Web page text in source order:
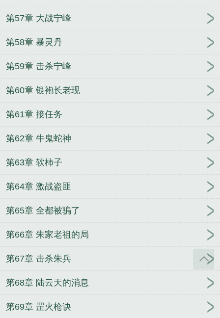
第57章 大战宁峰
第58章 暴灵丹
第59章 击杀宁峰
第60章 银袍长老现
第61章 接任务
第62章 牛鬼蛇神
第63章 软柿子
第64章 激战盗匪
第65章 全都被骗了
第66章 朱家老祖的局
第67章 击杀朱兵
第68章 陆云天的消息
第69章 罡火枪诀